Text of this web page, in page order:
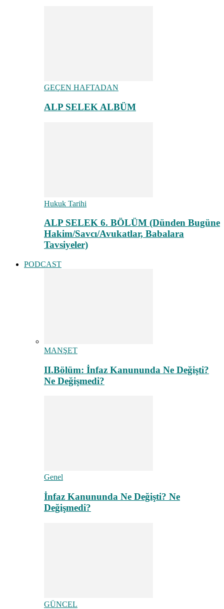
GEÇEN HAFTADAN
ALP SELEK ALBÜM
Hukuk Tarihi
ALP SELEK 6. BÖLÜM (Dünden Bugüne
Hakim/Savcı/Avukatlar, Babalara
Tavsiyeler)
PODCAST
MANŞET
II.Bölüm: İnfaz Kanununda Ne Değişti?
Ne Değişmedi?
Genel
İnfaz Kanununda Ne Değişti? Ne
Değişmedi?
GÜNCEL